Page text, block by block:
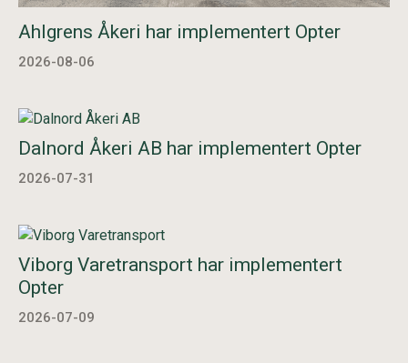
Ahlgrens Åkeri har implementert Opter
2026-08-06
Dalnord Åkeri AB har implementert Opter
2026-07-31
Viborg Varetransport har implementert
Opter
2026-07-09